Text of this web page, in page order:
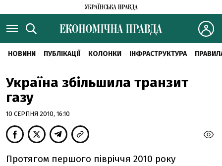
НОВИНИ ПУБЛІКАЦІЇ КОЛОНКИ ІНФРАСТРУКТУРА
Україна збільшила транзит
газу
10 СЕРПНЯ 2010, 16:10
Протягом першого півріччя 2010 року